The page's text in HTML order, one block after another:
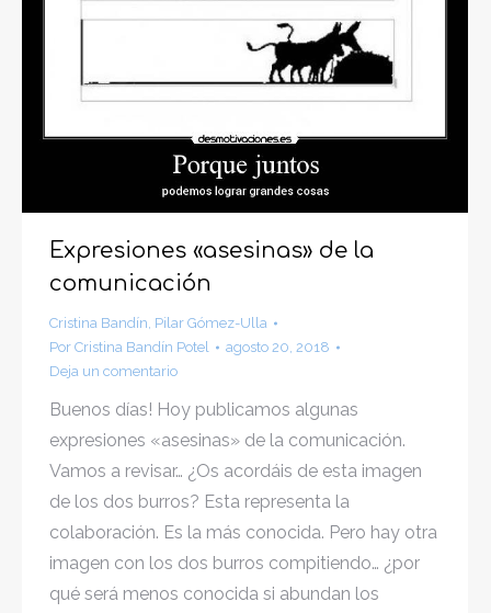
Expresiones «asesinas» de la
comunicación
Cristina Bandín, Pilar Gómez-Ulla
Por Cristina Bandín Potel
agosto 20, 2018
Deja un comentario
Buenos días! Hoy publicamos algunas
expresiones «asesinas» de la comunicación.
Vamos a revisar… ¿Os acordáis de esta imagen
de los dos burros? Esta representa la
colaboración. Es la más conocida. Pero hay otra
imagen con los dos burros compitiendo… ¿por
qué será menos conocida si abundan los